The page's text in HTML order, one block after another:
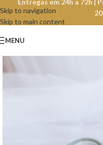
Skip to navigation
Skip to main content
Entregas em 24h a 72h |
MENU